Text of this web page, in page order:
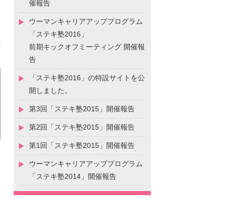
催報告
ウーマンキャリアアッププログラム
「ステキ塾2016」
前期キックオフミーティング 開催報
告
「ステキ塾2016」の特設サイトを公
開しました。
第3回「ステキ塾2015」開催報告
第2回「ステキ塾2015」開催報告
第1回「ステキ塾2015」開催報告
ウーマンキャリアアッププログラム
「ステキ塾2014」開催報告